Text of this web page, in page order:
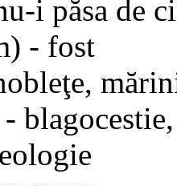
i păsa de
- fost